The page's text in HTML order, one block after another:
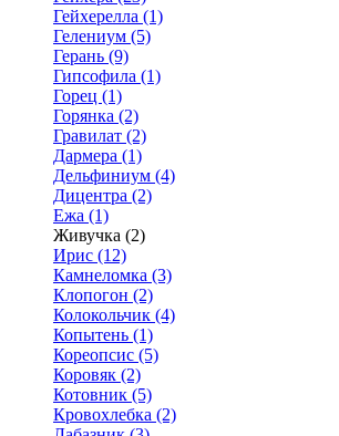
Гейхерелла (1)
Гелениум (5)
Герань (9)
Гипсофила (1)
Горец (1)
Горянка (2)
Гравилат (2)
Дармера (1)
Дельфиниум (4)
Дицентра (2)
Ежа (1)
Живучка (2)
Ирис (12)
Камнеломка (3)
Клопогон (2)
Колокольчик (4)
Копытень (1)
Кореопсис (5)
Коровяк (2)
Котовник (5)
Кровохлебка (2)